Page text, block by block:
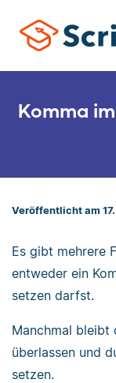
Komma
Veröffentlicht am
Es gibt mehrere
entweder ein
setzen darfst.
Manchmal bleibt
überlassen und
setzen.